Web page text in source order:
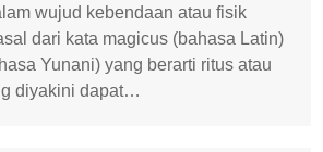
wujud kebendaan atau fisik
dari kata magicus (bahasa Latin)
Yunani) yang berarti ritus atau
diyakini dapat…